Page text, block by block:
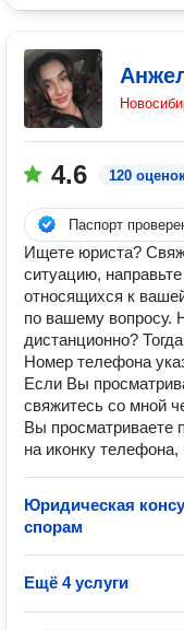
4.6 120
Паспорт
Ищете юриста?
ситуацию,
относящихся к
по вашему вопросу.
дистанционно?
Номер телефона
Если Вы
свяжитесь со мной
Вы просматриваете
на иконку
Юридическая
спорам
Ещё 4 услуги